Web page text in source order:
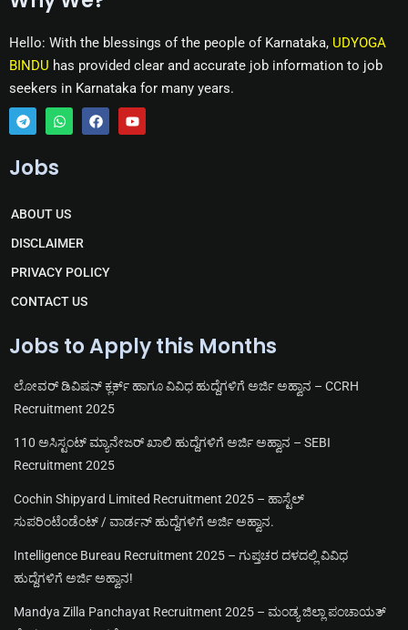
Hello: With the blessings of the people of Karnataka, UDYOGA
BINDU has provided clear and accurate job information to job
seekers in Karnataka for many years.
T
l
r
a
m
W
a
a
p
p
F Y
Jobs
ABOUT US
DISCLAIMER
PRIVACY POLICY
CONTACT US
Jobs to Apply this Months
ಲೋವರ್ ಡಿವಿಷನ್ ಕ್ಲರ್ಕ್ ಹಾಗೂ ವಿವಿಧ ಹುದ್ದೆಗಳಿಗೆ ಅರ್ಜಿ ಅಹ್ವಾನ – CCRH
Recruitment 2025
110 ಅಸಿಸ್ಟಂಟ್ ಮ್ಯಾನೇಜರ್ ಖಾಲಿ ಹುದ್ದೆಗಳಿಗೆ ಅರ್ಜಿ ಅಹ್ವಾನ – SEBI
Recruitment 2025
Cochin Shipyard Limited Recruitment 2025 – ಹಾಸ್ಟೆಲ್
ಸುಪರಿಂಟೆಂಡೆಂಟ್ / ವಾರ್ಡನ್ ಹುದ್ದೆಗಳಿಗೆ ಅರ್ಜಿ ಅಹ್ವಾನ.
Intelligence Bureau Recruitment 2025 – ಗುಪ್ತಚರ ದಳದಲ್ಲಿ ವಿವಿಧ
ಹುದ್ದೆಗಳಿಗೆ ಅರ್ಜಿ ಅಹ್ವಾನ!
Mandya Zilla Panchayat Recruitment 2025 – ಮಂಡ್ಯ ಜಿಲ್ಲಾ ಪಂಚಾಯತ್